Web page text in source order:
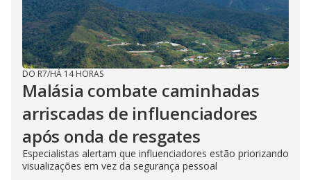
DO R7/HÁ 14 HORAS
Malásia combate caminhadas
arriscadas de influenciadores
após onda de resgates
Especialistas alertam que influenciadores estão priorizando
visualizações em vez da segurança pessoal